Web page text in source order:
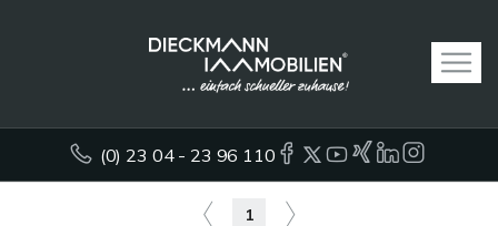
(0) 23 04 - 23 96 110
1